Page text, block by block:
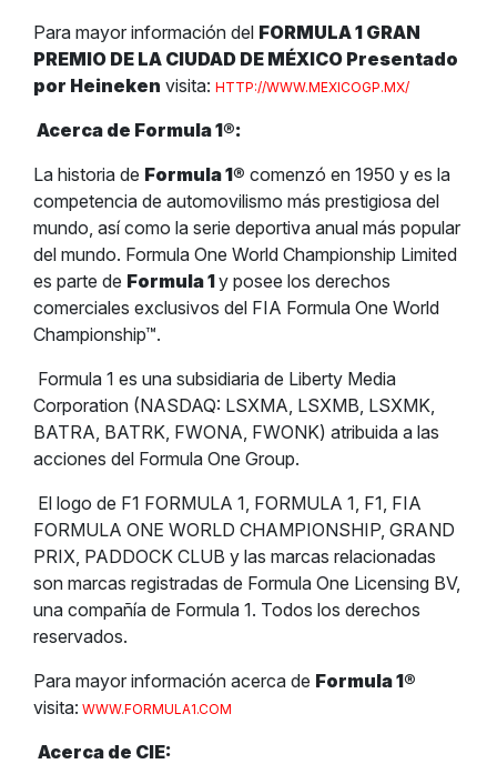
Para mayor información del FORMULA 1 GRAN
PREMIO DE LA CIUDAD DE MÉXICO Presentado
por Heineken visita: HTTP://WWW.MEXICOGP.MX/
Acerca de Formula 1®:
La historia de Formula 1® comenzó en 1950 y es la
competencia de automovilismo más prestigiosa del
mundo, así como la serie deportiva anual más popular
del mundo. Formula One World Championship Limited
es parte de Formula 1y posee los derechos
comerciales exclusivos del FIA Formula One World
Championship™.
Formula 1 es una subsidiaria de Liberty Media
Corporation (NASDAQ: LSXMA, LSXMB, LSXMK,
BATRA, BATRK, FWONA, FWONK) atribuida a las
acciones del Formula One Group.
El logo de F1 FORMULA 1, FORMULA 1, F1, FIA
FORMULA ONE WORLD CHAMPIONSHIP, GRAND
PRIX, PADDOCK CLUB y las marcas relacionadas
son marcas registradas de Formula One Licensing BV,
una compañía de Formula 1. Todos los derechos
reservados.
Para mayor información acerca de Formula 1®
visita: WWW.FORMULA1.COM
Acerca de CIE: